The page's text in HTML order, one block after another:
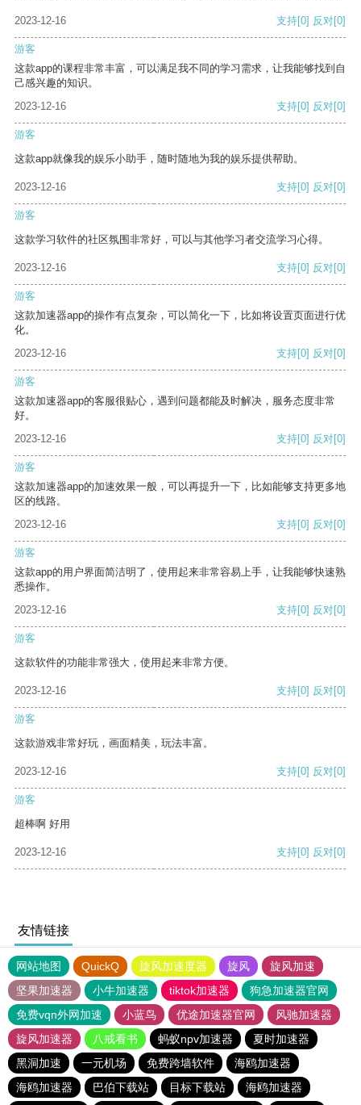
2023-12-16 支持[0] 反对[0]
游客
这款app的课程非常丰富，可以满足我不同的学习需求，让我能够找到自
己感兴趣的知识。
2023-12-16
支持[0] 反对[0]
游客
这款app就像我的娱乐小助手，随时随地为我的娱乐提供帮助。
2023-12-16 支持[0] 反对[0]
游客
这款学习软件的社区氛围非常好，可以与其他学习者交流学习心得。
2023-12-16 支持[0] 反对[0]
游客
这款加速器app的操作有点复杂，可以简化一下，比如将设置页面进行优
化。
2023-12-16
支持[0] 反对[0]
游客
这款加速器app的客服很贴心，遇到问题都能及时解决，服务态度非常
好。
2023-12-16
支持[0] 反对[0]
游客
这款加速器app的加速效果一般，可以再提升一下，比如能够支持更多地
区的线路。
2023-12-16
支持[0] 反对[0]
游客
这款app的用户界面简洁明了，使用起来非常容易上手，让我能够快速熟
悉操作。
2023-12-16
支持[0] 反对[0]
游客
这款软件的功能非常强大，使用起来非常方便。
2023-12-16 支持[0] 反对[0]
游客
这款游戏非常好玩，画面精美，玩法丰富。
2023-12-16 支持[0] 反对[0]
游客
超棒啊 好用
2023-12-16 支持[0] 反对[0]
友情链接
网站地图 QuickQ 旋风加速度器 旋风
旋风加速
坚果加速器
小牛加速器 tiktok加速器
狗急加速器官网
免费vqn外网加速
小蓝鸟 优途加速器官网
风驰加速器
旋风加速器
八戒看书 蚂蚁npv加速器
夏时加速器
黑洞加速
一元机场 免费跨墙软件
海鸥加速器
海鸥加速器
巴伯下载站 目标下载站 海鸥加速器